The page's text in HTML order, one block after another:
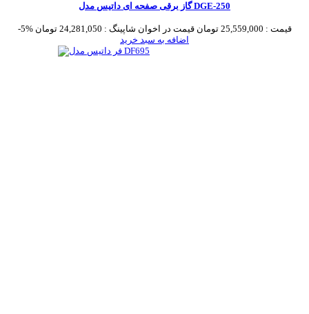
گاز برقی صفحه ای داتیس مدل DGE-250
-5% قیمت : 25,559,000 تومان قیمت در اخوان شاپینگ : 24,281,050 تومان
اضافه به سبد خرید